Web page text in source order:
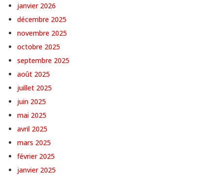
janvier 2026
décembre 2025
novembre 2025
octobre 2025
septembre 2025
août 2025
juillet 2025
juin 2025
mai 2025
avril 2025
mars 2025
février 2025
janvier 2025